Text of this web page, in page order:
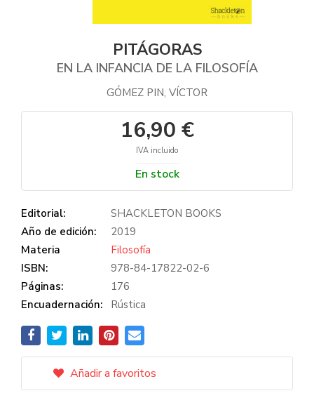
PITÁGORAS
EN LA INFANCIA DE LA FILOSOFÍA
GÓMEZ PIN, VÍCTOR
16,90 €
IVA incluido
En stock
Editorial:
SHACKLETON BOOKS
Año de edición:
2019
Materia
Filosofía
ISBN:
978-84-17822-02-6
Páginas:
176
Encuadernación:
Rústica
Añadir a favoritos